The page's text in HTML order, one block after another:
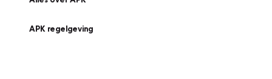
APK regelgeving